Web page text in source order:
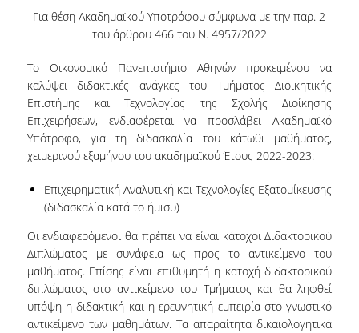
RESIDENT FACULTY MEMBERS
HONONARY DOCTORATES
VISITING PROFESSORS
LABORATORY TEACHING STAFF
SPECIAL TECHNICAL LABORATORY STAFF
POSTDOCTORAL RESEARCHERS
UNDERGRADUATE STUDIES
CURRICULUM OF THE DEPARTMENT
GUIDE AND STREAMS OF STUDY
Για θέση Ακαδημαϊκού Υποτρόφου σύμφωνα με την παρ. 2
του άρθρου 466 του Ν. 4957/2022
Το Οικονομικό Πανεπιστήμιο Αθηνών προκειμένου να
καλύψει διδακτικές ανάγκες του Τμήματος Διοικητικής
Επιστήμης και Τεχνολογίας της Σχολής Διοίκησης
Επιχειρήσεων, ενδιαφέρεται να προσλάβει Ακαδημαϊκό
Υπότροφο, για τη διδασκαλία του κάτωθι μαθήματος,
χειμερινού εξαμήνου του ακαδημαϊκού Έτους 2022-2023:
Επιχειρηματική Αναλυτική και Τεχνολογίες Εξατομίκευσης
(διδασκαλία κατά το ήμισυ)
Οι ενδιαφερόμενοι θα πρέπει να είναι κάτοχοι Διδακτορικού
Διπλώματος με συνάφεια ως προς το αντικείμενο του
μαθήματος. Επίσης είναι επιθυμητή η κατοχή διδακτορικού
διπλώματος στο αντικείμενο του Τμήματος και θα ληφθεί
υπόψη η διδακτική και η ερευνητική εμπειρία στο γνωστικό
αντικείμενο των μαθημάτων. Τα απαραίτητα δικαιολογητικά